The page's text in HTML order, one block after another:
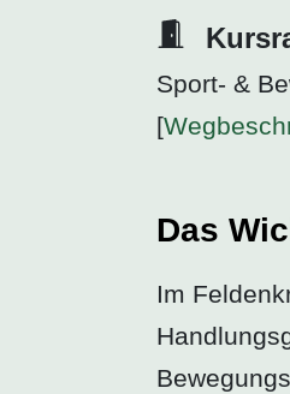
Sport- &
[
Das
Im